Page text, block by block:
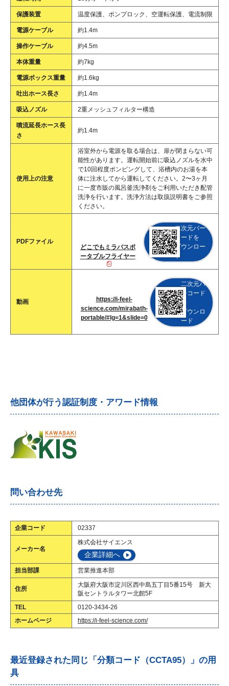
保護装置 温度保護、ポンプロック、空運転保護、電流制限
電源ケーブル 約1.4m
操作ケーブル 約4.5m
本体重量 約7kg
電源ボックス重量 約1.6kg
吐出ホース長さ 約1.4m
吸込ノズル 2重メッシュフィルター構造
噴流延長ホース長
さ
約1.4m
使用上の注意
浴室外から電源を取る場合は、扉が閉まらない可
能性があります。運転開始前に吸込ノズルを水中
で10回程度ポンピングして、浴槽内のお湯を本
体に注水してから運転してください。2〜3ヶ月
に一度市販の風呂釜洗浄剤をご利用いただき配管
洗浄を行います。洗浄方法は取扱説明書をご参照
ください。
PDFファイル
どこでもミラバスポ
ータブルフライヤー
二次元バー
コードを
ダウンロー
ド
動画
https://i-feel-
science.com/mirabath-
portable/#lg=1&slide=0
二次元バ
ーコード
を
ダウンロ
ード
他団体が行う認証制度・アワード情報
問い合わせ先
企業コード 02337
メーカー名
株式会社サイエンス
企業詳細へ
担当部課 営業推進本部
住所
大阪府大阪市淀川区西中島五丁目5番15号 新大
阪セントラルタワー北館5F
TEL
0120-3434-26
ホームページ
https://i-feel-science.com/
最近登録された同じ「分類コード（CCTA95）」の用
具